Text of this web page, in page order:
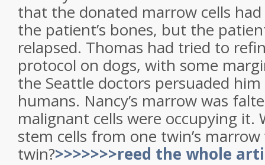
that the donated marrow cells
the patient’s bones, but the
relapsed. Thomas had tried to
protocol on dogs, with some
the Seattle doctors persuaded
humans. Nancy’s marrow was
malignant cells were occupying it.
stem cells from one twin’s
twin?>>>>>>>reed the whole